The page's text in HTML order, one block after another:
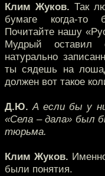
Клим Жуков. Так
бумаге когда-
Почитайте нашу
Мудрый оставил
натурально
ты сядешь на
должен вот такое
Д.Ю. А если бы у
«Села – дала» был
тюрьма.
Клим Жуков.
были понятия.